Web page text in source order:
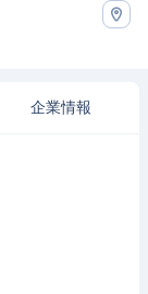
企業情報